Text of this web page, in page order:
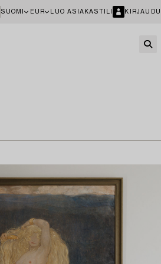
SUOMI EUR LUO ASIAKASTILI KIRJAUDU